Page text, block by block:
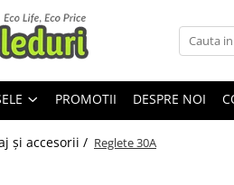
PROMOTII DESPRE NOI
şi accesorii / Reglete 30A